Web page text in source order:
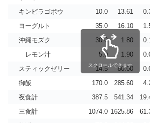
キンピラゴボウ
10.0 13.61
ヨーグルト
35.0 16.10
沖縄モズク
30.0 1.80
レモン汁
5.0 1.90
スティックゼリー
14.5 80.00
御飯
170.0 285.60
夜食計
387.5 541.34
三食計
1074.0 1625.86
スクロールできます